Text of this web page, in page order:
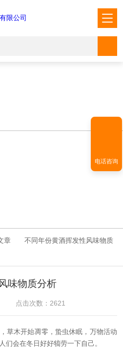
on line
shendoushi.net/cache/c0/fd876/
or directory in
看片,夜夜夜风流视频下载APP,夜夜视
章
不同年份黄酒挥发性风味物质
味物质分析
点击次数：2621
草木开始凋零，蛰虫休眠，万物活动
们会在冬日好好犒劳一下自己。
电话咨询